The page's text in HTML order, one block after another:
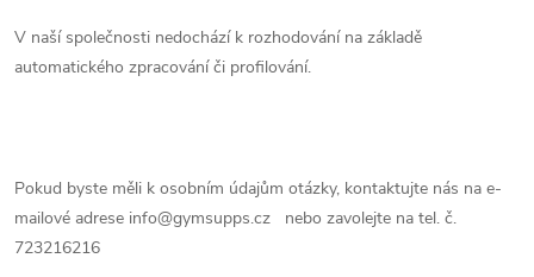
V naší společnosti nedochází k rozhodování na základě
automatického zpracování či profilování.
Pokud byste měli k osobním údajům otázky, kontaktujte nás na e-
mailové adrese info@gymsupps.cz
nebo zavolejte na tel. č.
723216216